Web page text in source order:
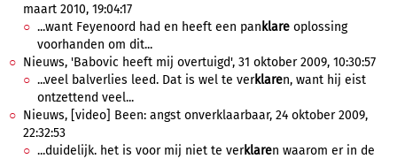
maart 2010, 19:04:17
...want Feyenoord had en heeft een pan klare oplossing
voorhanden om dit...
Nieuws, 'Babovic heeft mij overtuigd', 31 oktober 2009, 10:30:57
...veel balverlies leed. Dat is wel te verklaren, want hij eist
ontzettend veel...
Nieuws, [video] Been: angst onverklaarbaar, 24 oktober 2009,
22:32:53
...duidelijk. het is voor mij niet te verklaren waarom er in de